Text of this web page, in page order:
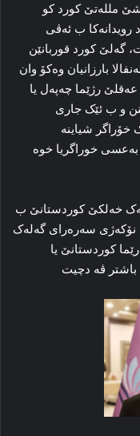
مللەتێ کورد کو
د رویدانەکا ب ئەڤی
گەلێ کورد قوربانێن
بارزانیان وەکۆ وان
رژێما چەپەل یا
و ب ئێک جاری
خۆراگر شیاینە
بەعسی خوراگریا خوە
خەلکێ کوردستانێ ب
نۆکەژی سەرەرای گەلەک
کوردستانێ یا
باشتر ڤە دچیت